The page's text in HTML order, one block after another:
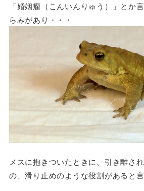
「婚姻瘤（こんいんりゅう）」とか
らみがあり・・・
メスに抱きついたときに、引き離さ
の、滑り止めのような役割があると言